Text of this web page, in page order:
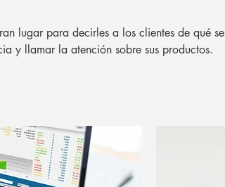
lugar para decirles a los clientes de qué se
y llamar la atención sobre sus productos.